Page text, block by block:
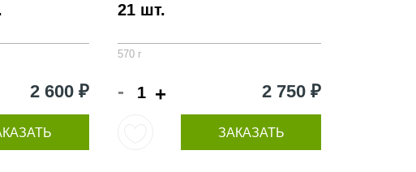
2 600 ₽
21 шт.
570 г
- + 2 750 ₽
ЗАКАЗАТЬ